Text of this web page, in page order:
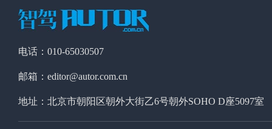
电话：010-65030507
邮箱：editor@autor.com.cn
地址：北京市朝阳区朝外大街乙6号朝外SOHO D座5097室